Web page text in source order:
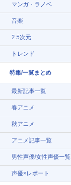
マンガ・ラノベ
音楽
2.5次元
トレンド
特集/一覧まとめ
最新記事一覧
春アニメ
秋アニメ
アニメ記事一覧
男性声優/女性声優一覧
声優×レポート